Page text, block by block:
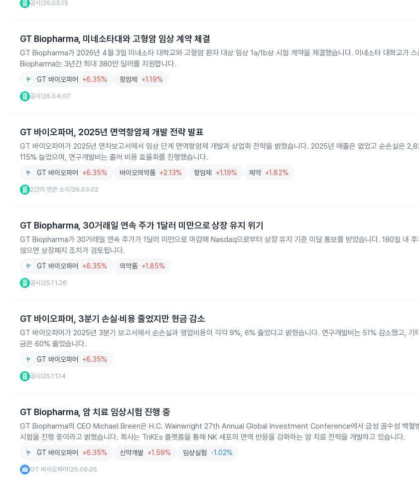
공시 26.05.15
GT Biopharma, 미네소타대와 고형암 임상 계약 체결
GT Biopharma가 2026년 4월 3일 미네소타 대학교와 고형암 환자 대상 임상 1a/1b상 시험 계약을 체결했습니다. 미네소타 대학교가
Biopharma는 3년간 최대 380만 달러를 지원합니다.
GT 바이오파머 +6.35% 항암제 +1.19%
공시 26.04.07
GT 바이오파머, 2025년 면역항암제 개발 전략 발표
GT 바이오파머가 2025년 연차보고서에서 임상 단계 면역항암제 개발과 상업화 전략을 밝혔습니다. 2025년 매출은 없었고 순손실은
115% 늘었으며, 연구개발비는 줄어 비용 효율화를 진행했습니다.
GT 바이오파머 +6.35% 바이오의약품 +2.13% 항암제 +1.19% 제약 +1.82%
2건의 연관 소식 26.03.02
GT Biopharma, 30거래일 연속 주가 1달러 미만으로 상장 유지 위기
GT Biopharma가 30거래일 연속 주가가 1달러 미만으로 마감해 Nasdaq으로부터 상장 유지 기준 미달 통보를 받았습니다. 180일 내 주
않으면 상장폐지 조치가 검토됩니다.
GT 바이오파머 +6.35% 의약품 +1.85%
공시 25.11.26
GT 바이오파머, 3분기 손실·비용 줄었지만 현금 감소
GT 바이오파머가 2025년 3분기 보고서에서 순손실과 영업비용이 각각 9%, 6% 줄었다고 밝혔습니다. 연구개발비는 51% 감소했고, 기
금은 60% 줄었습니다.
GT 바이오파머 +6.35%
공시 25.11.14
GT Biopharma, 암 치료 임상시험 진행 중
GT Biopharma의 CEO Michael Breen은 H.C. Wainwright 27th Annual Global Investment Conference에서 급성 골수성 백혈병
시험을 진행 중이라고 밝혔습니다. 회사는 TriKEs 플랫폼을 통해 NK 세포의 면역 반응을 강화하는 암 치료 전략을 개발하고 있습니다.
GT 바이오파머 +6.35% 신약개발 +1.59% 임상실험 -1.02%
GT 바이오파머 25.09.05